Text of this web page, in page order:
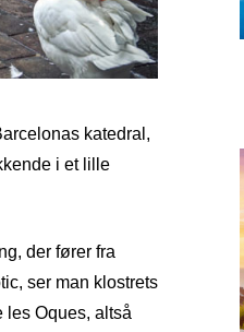
katedral,
i et lille
der fører fra
ser man klostrets
les Oques, altså